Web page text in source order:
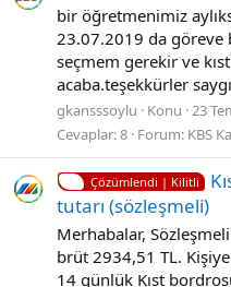
bir öğretmenimiz
23.07.2019 da göreve
seçmem gerekir ve
acaba.teşekkürler
gkansssoylu Konu 23
Cevaplar: 8 Forum: KBS
Çözümlendi | Kilitli
tutarı (sözleşmeli)
Merhabalar,
brüt 2934,51 TL.
14 günlük Kıst